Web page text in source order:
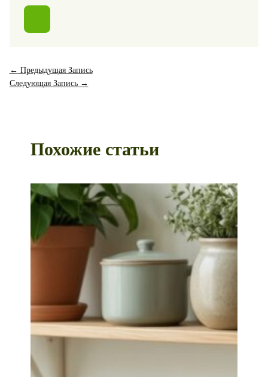
← Предыдущая Запись
Следующая Запись →
Похожие статьи